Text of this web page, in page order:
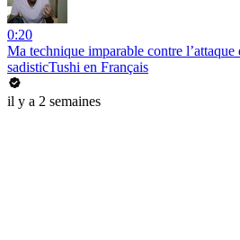
0:20
Ma technique imparable contre l’attaque
sadisticTushi en Français
il y a 2 semaines